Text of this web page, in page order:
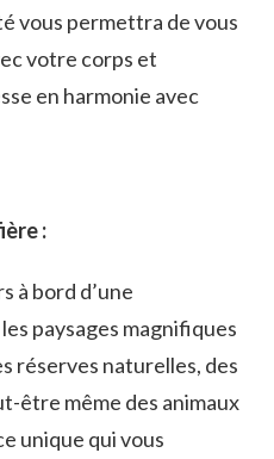
vous permettra de ‍vous
votre⁤ corps et
en harmonie ‌avec
:
à bord ‌d’une
paysages ‌magnifiques
réserves naturelles, des
être ⁤même des​ animaux⁢
unique qui vous